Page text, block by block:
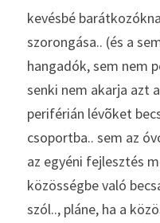
kevésbé
szorongása.. (és a
hangadók, sem nem
senki nem akarja azt
periférián lévõket
csoportba.. sem az
az egyéni fejlesztés
közösségbe való
szól.., pláne, ha a